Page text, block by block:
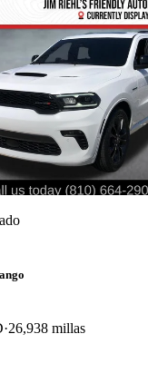
26,938 millas